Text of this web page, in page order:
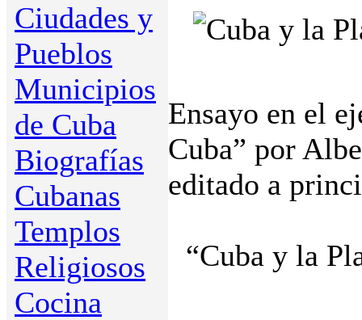
Ciudades y
Pueblos
Municipios
de Cuba
Biografías
Cubanas
Templos
Religiosos
Cocina
Ensayo en el
Cuba” por
editado a
“Cuba y la